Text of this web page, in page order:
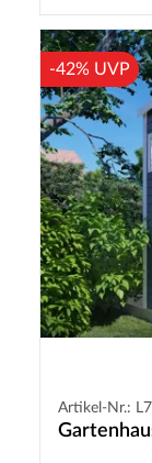
-42% UVP
Artikel-Nr.: